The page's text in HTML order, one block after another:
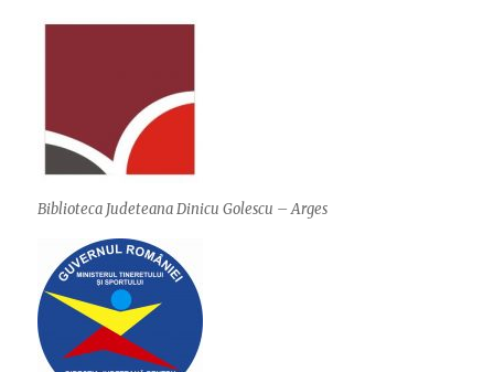
Biblioteca Judeteana Dinicu Golescu – Arges